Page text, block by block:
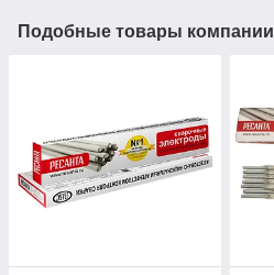
Подобные товары компании